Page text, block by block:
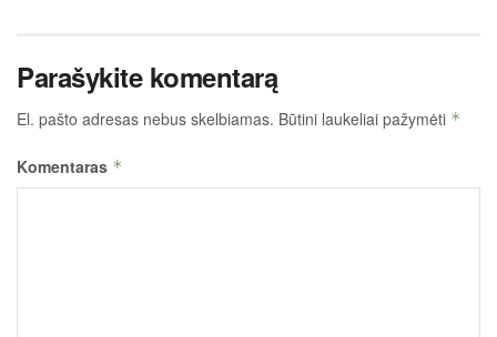
Parašykite komentarą
El. pašto adresas nebus skelbiamas. Būtini laukeliai pažymėti *
Komentaras *